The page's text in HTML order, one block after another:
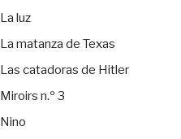
La luz
La matanza de Texas
Las catadoras de Hitler
Miroirs n.º 3
Nino